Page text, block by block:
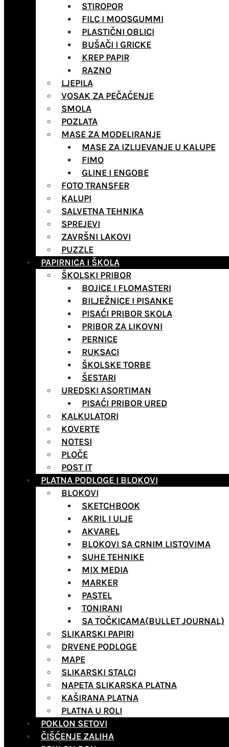
STIROPOR
FILC I MOOSGUMMI
PLASTIČNI OBLICI
BUŠAČI I GRICKE
KREP PAPIR
RAZNO
LJEPILA
VOSAK ZA PEČAĆENJE
SMOLA
POZLATA
MASE ZA MODELIRANJE
MASE ZA IZLIJEVANJE U KALUPE
FIMO
GLINE I ENGOBE
FOTO TRANSFER
KALUPI
SALVETNA TEHNIKA
SPREJEVI
ZAVRŠNI LAKOVI
PUZZLE
PAPIRNICA I ŠKOLA
ŠKOLSKI PRIBOR
BOJICE I FLOMASTERI
BILJEŽNICE I PISANKE
PISAĆI PRIBOR SKOLA
PRIBOR ZA LIKOVNI
PERNICE
RUKSACI
ŠKOLSKE TORBE
ŠESTARI
UREDSKI ASORTIMAN
PISAĆI PRIBOR URED
KALKULATORI
KOVERTE
NOTESI
PLOČE
POST IT
PLATNA PODLOGE I BLOKOVI
BLOKOVI
SKETCHBOOK
AKRIL I ULJE
AKVAREL
BLOKOVI SA CRNIM LISTOVIMA
SUHE TEHNIKE
MIX MEDIA
MARKER
PASTEL
TONIRANI
SA TOČKICAMA(BULLET JOURNAL)
SLIKARSKI PAPIRI
DRVENE PODLOGE
MAPE
SLIKARSKI STALCI
NAPETA SLIKARSKA PLATNA
KAŠIRANA PLATNA
PLATNA U ROLI
POKLON SETOVI
ČIŠĆENJE ZALIHA